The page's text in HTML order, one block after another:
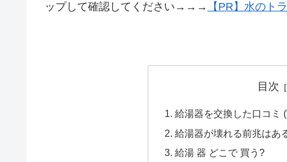
ップして確認してください→→→
【PR】水のト
目次
給湯器を交換した口コミ
給湯器が壊れる前兆はあ
給湯 器 どこで 買う?